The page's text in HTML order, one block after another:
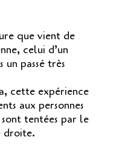
que vient de
celui d’un
passé très
cette expérience
aux personnes
tentées par le
droite.